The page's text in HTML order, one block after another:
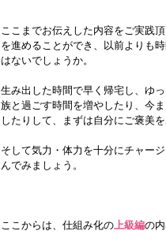
ここまでお伝えした内容をご実践
を進めることができ、以前よりも
はないでしょうか。
生み出した時間で早く帰宅し、ゆ
族と過ごす時間を増やしたり、今
したりして、まずは自分にご褒美
そして気力・体力を十分にチャー
んでみましょう。
ここからは、仕組み化の上級編の